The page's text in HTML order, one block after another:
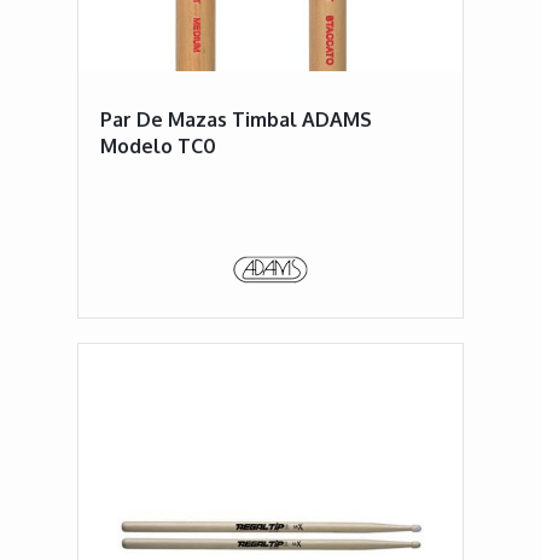
Par De Mazas Timbal ADAMS
Modelo TC0